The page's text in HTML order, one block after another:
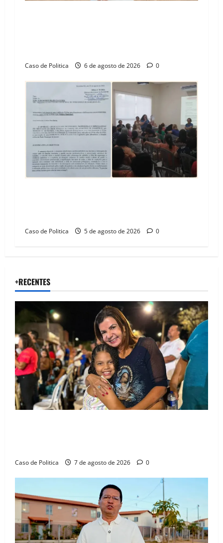
Caso de Politica 6 de agosto de 2026 0
Caso de Politica 5 de agosto de 2026 0
+RECENTES
Caso de Politica 7 de agosto de 2026 0